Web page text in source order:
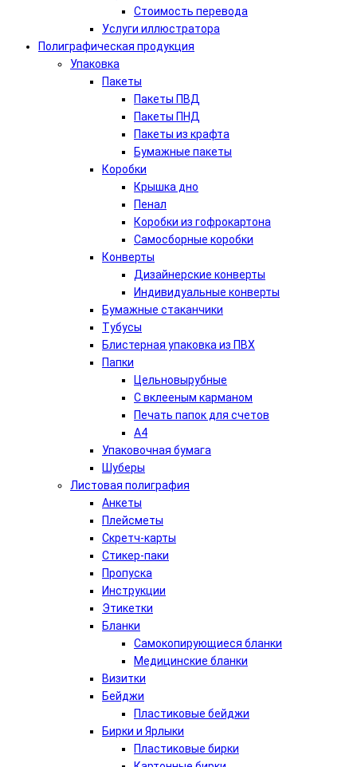
Стоимость перевода
Услуги иллюстратора
Полиграфическая продукция
Упаковка
Пакеты
Пакеты ПВД
Пакеты ПНД
Пакеты из крафта
Бумажные пакеты
Коробки
Крышка дно
Пенал
Коробки из гофрокартона
Самосборные коробки
Конверты
Дизайнерские конверты
Индивидуальные конверты
Бумажные стаканчики
Тубусы
Блистерная упаковка из ПВХ
Папки
Цельновырубные
С вклееным карманом
Печать папок для счетов
А4
Упаковочная бумага
Шуберы
Листовая полиграфия
Анкеты
Плейсметы
Скретч-карты
Стикер-паки
Пропуска
Инструкции
Этикетки
Бланки
Самокопирующиеся бланки
Медицинские бланки
Визитки
Бейджи
Пластиковые бейджи
Бирки и Ярлыки
Пластиковые бирки